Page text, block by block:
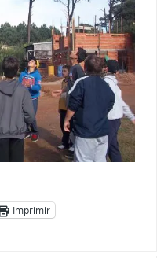
Imprimir